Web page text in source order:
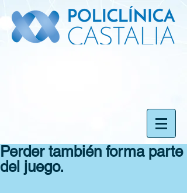
Perder también forma parte
del juego.